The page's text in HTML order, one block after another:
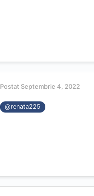
Postat Septembrie 4, 2022
@renata225